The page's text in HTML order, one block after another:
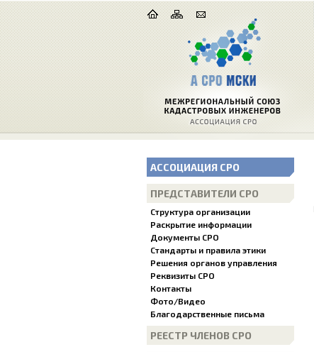
АССОЦИАЦИЯ СРО
ПРЕДСТАВИТЕЛИ СРО
Структура организации
Раскрытие информации
Документы СРО
Стандарты и правила этики
Решения органов управления
Реквизиты СРО
Контакты
Фото/Видео
Благодарственные письма
РЕЕСТР ЧЛЕНОВ СРО